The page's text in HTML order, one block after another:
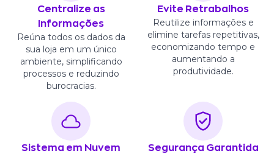
Centralize as
Informações
Reúna todos os dados da
sua loja em um único
ambiente, simplificando
processos e reduzindo
burocracias.
Evite Retrabalhos
Reutilize informações e
elimine tarefas repetitivas,
economizando tempo e
aumentando a
produtividade.
Sistema em Nuvem Segurança Garantida